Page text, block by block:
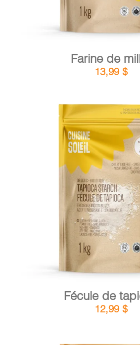
Farine de
13,99 $
AJOUTER AU PANIER
Fécule de
12,99 $